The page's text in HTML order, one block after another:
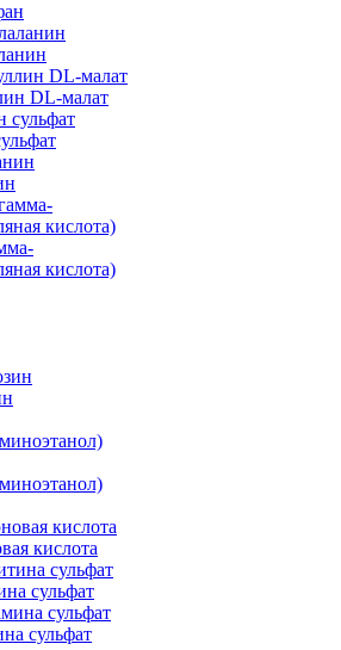
DL-малат
кислота)
кислота
сульфат
сульфат